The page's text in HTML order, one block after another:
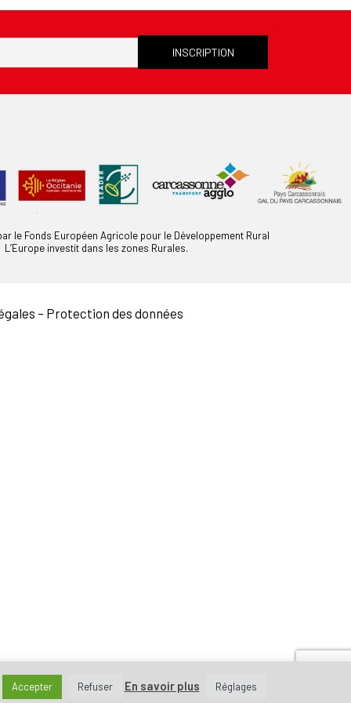
le Fonds Européen Agricole pour le Développement Rural
L’Europe investit dans les zones Rurales.
– Protection des données
Accepter Refuser En savoir plus Réglages